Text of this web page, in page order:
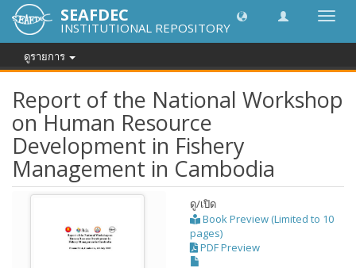
SEAFDEC
INSTITUTIONAL REPOSITORY
ดูรายการ
Report of the National Workshop
on Human Resource
Development in Fishery
Management in Cambodia
ดู/เปิด
Book Preview (Limited to 10
pages)
PDF Preview